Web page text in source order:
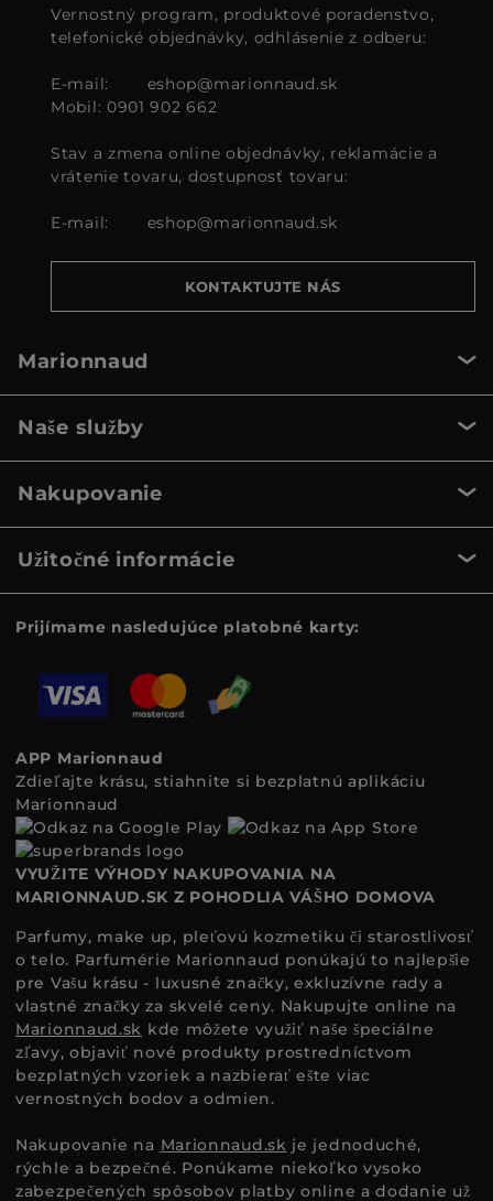
Vernostný program, produktové poradenstvo,
telefonické objednávky, odhlásenie z odberu:
E-mail:
eshop@marionnaud.sk
Mobil: 0901 902 662
Stav a zmena online objednávky, reklamácie a
vrátenie tovaru, dostupnosť tovaru:
E-mail: eshop@marionnaud.sk
KONTAKTUJTE NÁS
Marionnaud
Naše služby
Nakupovanie
Užitočné informácie
Prijímame nasledujúce platobné karty:
APP Marionnaud
Zdieľajte krásu, stiahnite si bezplatnú aplikáciu
Marionnaud
VYUŽITE VÝHODY NAKUPOVANIA NA
MARIONNAUD.SK Z POHODLIA VÁŠHO DOMOVA
Parfumy, make up, pleťovú kozmetiku či starostlivosť
o telo. Parfumérie Marionnaud ponúkajú to najlepšie
pre Vašu krásu - luxusné značky, exkluzívne rady a
vlastné značky za skvelé ceny. Nakupujte online na
Marionnaud.sk kde môžete využiť naše špeciálne
zľavy, objaviť nové produkty prostredníctvom
bezplatných vzoriek a nazbierať ešte viac
vernostných bodov a odmien.
Nakupovanie na Marionnaud.sk je jednoduché,
rýchle a bezpečné. Ponúkame niekoľko vysoko
zabezpečených spôsobov platby online a dodanie už